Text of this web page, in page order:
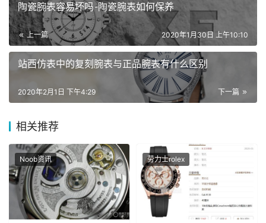
陶瓷腕表容易坏吗-陶瓷腕表如何保养
上一篇 2020年1月30日 上午10:10
站西仿表中的复刻腕表与正品腕表有什么区别
下一篇
2020年2月1日 下午4:29
相关推荐
Noob资讯 劳力士rolex